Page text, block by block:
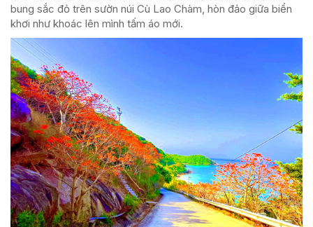
bung sắc đỏ trên sườn núi Cù Lao Chàm, hòn đảo giữa biển
khơi như khoác lên mình tấm áo mới.